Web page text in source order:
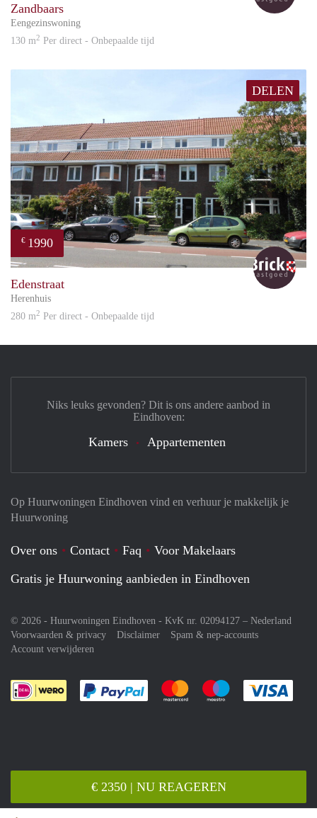
€ 2350 | NU REAGEREN
Zandbaars
Eengezinswoning
130 m2 Per direct - Onbepaalde tijd
DELEN
€ 1990
Brick
Edenstraat
Herenhuis
280 m2 Per direct - Onbepaalde tijd
Op Huurwoningen Eindhoven vind en verhuur je makkelijk je
Huurwoning
Over ons Contact Faq
Voor Makelaars
Gratis je Huurwoning aanbieden in Eindhoven
© 2026 - Huurwoningen Eindhoven - KvK nr. 02094127 – Nederland
Voorwaarden & privacy
Disclaimer
Spam & nep-accounts
Account verwijderen
Je rekent gemakkelijk af met Paypal
Je rekent gemakkelijk af met
Je rekent
Niks leuks gevonden? Dit is ons andere aanbod in
Eindhoven:
Kamers Appartementen